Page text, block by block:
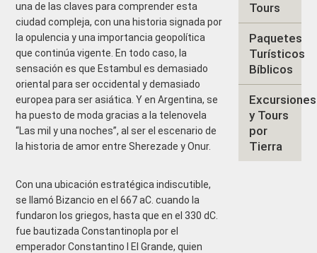
una de las claves para comprender esta
ciudad compleja, con una historia signada por
la opulencia y una importancia geopolítica
que continúa vigente. En todo caso, la
sensación es que Estambul es demasiado
oriental para ser occidental y demasiado
europea para ser asiática. Y en Argentina, se
ha puesto de moda gracias a la telenovela
“Las mil y una noches”, al ser el escenario de
la historia de amor entre Sherezade y Onur.
Con una ubicación estratégica indiscutible,
se llamó Bizancio en el 667 aC. cuando la
fundaron los griegos, hasta que en el 330 dC.
fue bautizada Constantinopla por el
emperador Constantino I El Grande, quien
Tours
Paquetes
Turísticos
Bíblicos
Excursiones
y Tours
por
Tierra